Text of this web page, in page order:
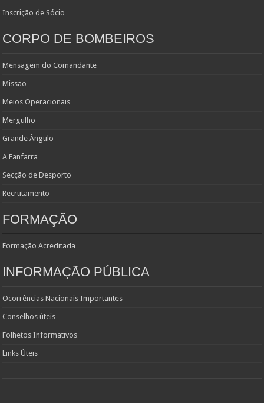
Inscrição de Sócio
CORPO DE BOMBEIROS
Mensagem do Comandante
Missão
Meios Operacionais
Mergulho
Grande Ângulo
A Fanfarra
Secção de Desporto
Recrutamento
FORMAÇÃO
Formação Acreditada
INFORMAÇÃO PÚBLICA
Ocorrências Nacionais Importantes
Conselhos úteis
Folhetos Informativos
Links Úteis